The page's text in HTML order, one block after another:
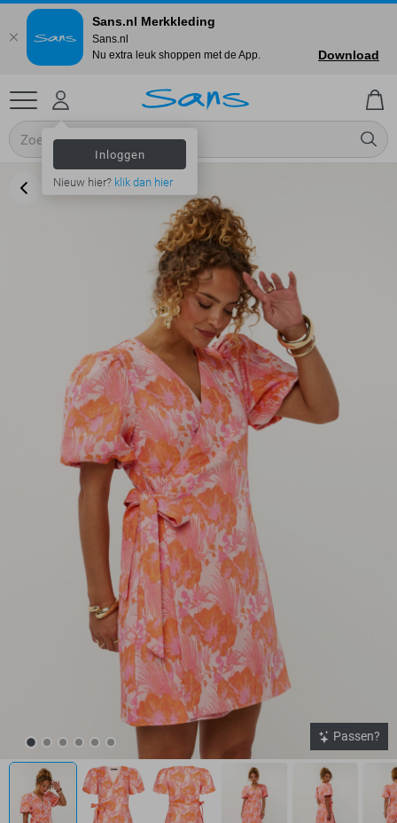
Inloggen
Nieuw hier? klik dan hier
Passen?
Sans.nl Merkkleding
Sans.nl
Nu extra leuk shoppen met de App.
Download